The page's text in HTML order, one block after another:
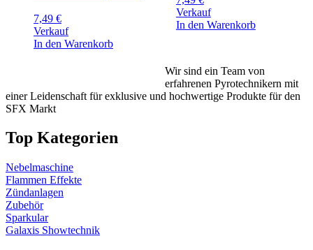
7,49 €
Verkauf
In den Warenkorb
Verkauf
In den Warenkorb
Wir sind ein Team von
erfahrenen Pyrotechnikern mit
einer Leidenschaft für exklusive und hochwertige Produkte für den
SFX Markt
Top Kategorien
Nebelmaschine
Flammen Effekte
Zündanlagen
Zubehör
Sparkular
Galaxis Showtechnik